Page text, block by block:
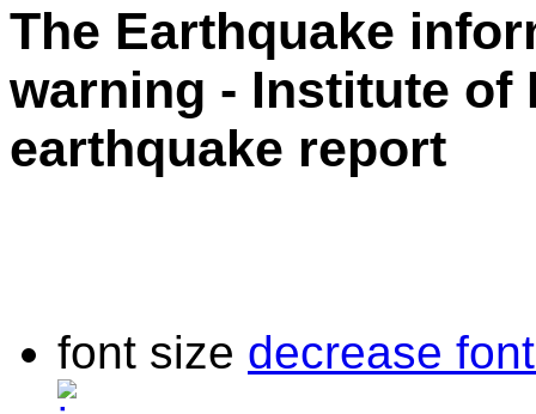
The Earthquake
warning - Institute of
earthquake report
font size decrease